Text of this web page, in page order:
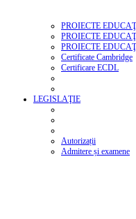
PROIECTE
PROIECTE
PROIECTE
Certificate Cambridge
Certificare ECDL
LEGISLAŢIE
Autorizații
Admitere și examene